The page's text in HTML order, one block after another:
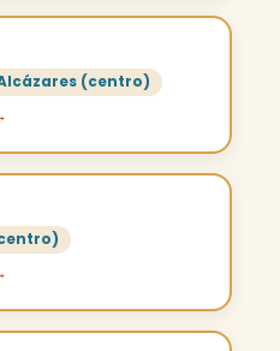
(centro)